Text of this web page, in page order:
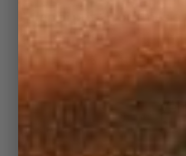
"J'en ai prit 2 pour mes